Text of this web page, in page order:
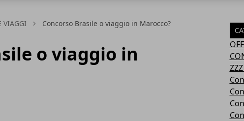
VIAGGI Concorso Brasile o viaggio in Marocco?
o viaggio in